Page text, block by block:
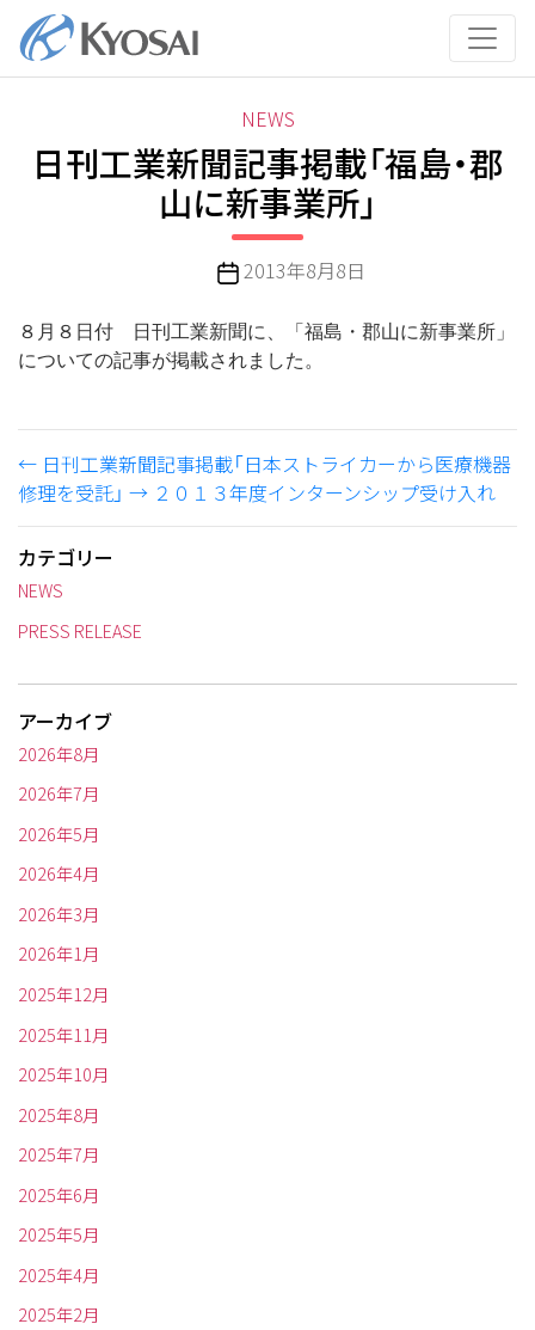
テ
カ
テ
ゴ
リ
ー
NEWS
日刊工業新聞記事掲載「福島・郡
山に新事業所」
投
日
2013年8月8日
８月８日付 日刊工業新聞に、「福島・郡山に新事業所」
についての記事が掲載されました。
← 日刊工業新聞記事掲載「日本ストライカーから医療機器
修理を受託」 → ２０１３年度インターンシップ受け入れ
カテゴリー
NEWS
PRESS RELEASE
アーカイブ
2026年8月
2026年7月
2026年5月
2026年4月
2026年3月
2026年1月
2025年12月
2025年11月
2025年10月
2025年8月
2025年7月
2025年6月
2025年5月
2025年4月
2025年2月